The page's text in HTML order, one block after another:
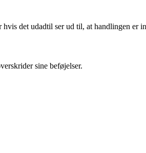
det udadtil ser ud til, at handlingen er
sine beføjelser.